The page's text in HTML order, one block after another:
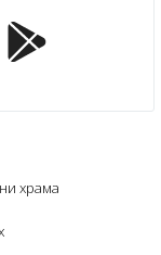
храма